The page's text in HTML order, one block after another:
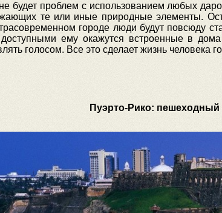
будет проблем с использованием любых
те или иные природные элементы.
городе люди будут повсюду
ему окажутся встроенные в
голосом. Все это сделает жизнь человека
Пуэрто-Рико: пешеходный